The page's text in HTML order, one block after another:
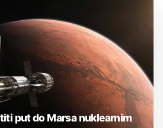
put do Marsa nuklearnim